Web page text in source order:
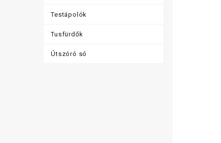
Testápolók
Tusfürdők
Útszóró só